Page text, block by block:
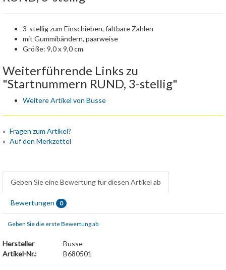
3-stellig zum Einschieben, faltbare Zahlen
mit Gummibändern, paarweise
Größe: 9,0 x 9,0 cm
Weiterführende Links zu
"Startnummern RUND, 3-stellig"
Weitere Artikel von Busse
Fragen zum Artikel?
Auf den Merkzettel
Geben Sie eine Bewertung für diesen Artikel ab
Bewertungen 0
Geben Sie die erste Bewertung ab
Hersteller
Busse
Artikel-Nr.:
B680501